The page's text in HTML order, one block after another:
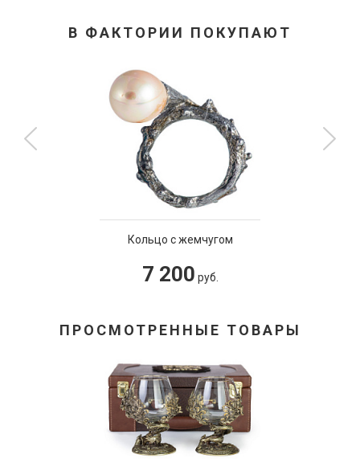
В ФАКТОРИИ ПОКУПАЮТ
Кольцо с жемчугом
7 200 руб.
ПРОСМОТРЕННЫЕ ТОВАРЫ